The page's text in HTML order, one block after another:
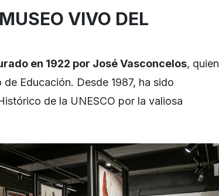
VIVO DEL
en 1922 por José Vasconcelos, quien
Educación. Desde 1987, ha sido
de la UNESCO por la valiosa